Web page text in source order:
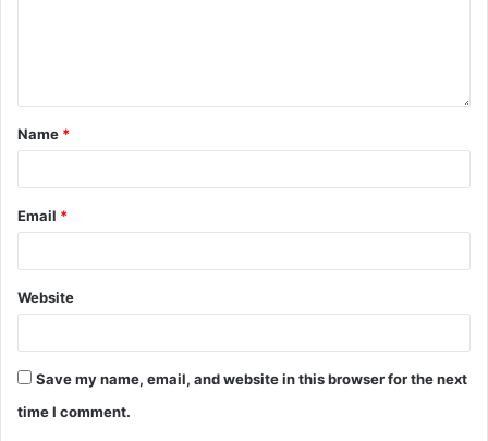
Name *
Email *
Website
Save my name, email, and website in this browser for the next
time I comment.